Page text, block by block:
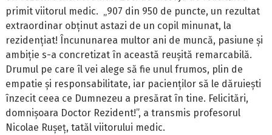
primit viitorul medic. „907 din 950 de puncte, un rezultat
extraordinar obținut astazi de un copil minunat, la
rezidențiat! Încununarea multor ani de muncă, pasiune și
ambiție s-a concretizat în această reușită remarcabilă.
Drumul pe care îl vei alege să fie unul frumos, plin de
empatie și responsabilitate, iar pacienților să le dăruiești
înzecit ceea ce Dumnezeu a presărat în tine. Felicitări,
domnișoara Doctor Rezident!”, a transmis profesorul
Nicolae Rușeț, tatăl viitorului medic.